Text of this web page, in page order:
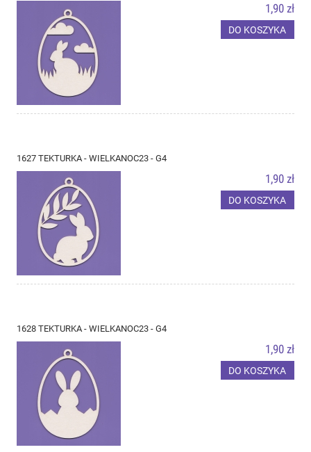
1,90 zł
DO KOSZYKA
1627 TEKTURKA - WIELKANOC23 - G4
1,90 zł
DO KOSZYKA
1628 TEKTURKA - WIELKANOC23 - G4
1,90 zł
DO KOSZYKA